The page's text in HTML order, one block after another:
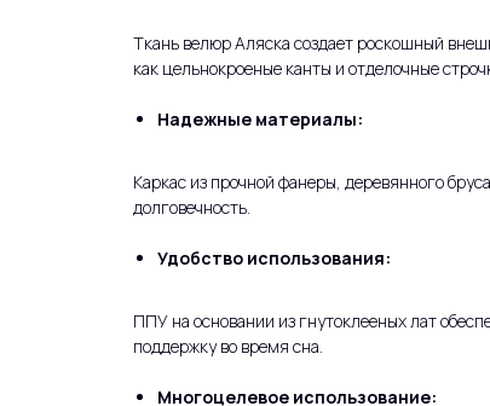
Ткань велюр Аляска создает роскошный
как цельнокроеные канты и отделочные
Надежные материалы:
Каркас из прочной фанеры, деревянного
долговечность.
Удобство использования:
ППУ на основании из гнутоклееных лат
поддержку во время сна.
Многоцелевое использование: